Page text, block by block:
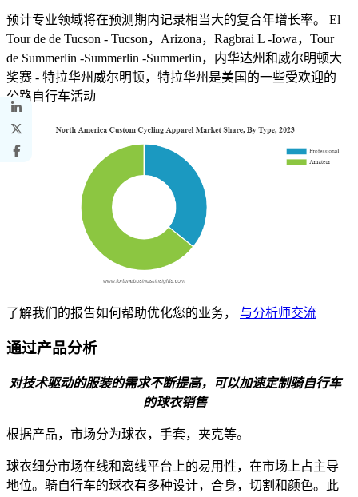
预计专业领域将在预测期内记录相当大的复合年增长率。 El
Tour de de Tucson - Tucson，Arizona，Ragbrai L -Iowa，Tour
de Summerlin -Summerlin -Summerlin，内华达州和威尔明顿大
奖赛 - 特拉华州威尔明顿，特拉华州是美国的一些受欢迎的
公路自行车活动
了解我们的报告如何帮助优化您的业务， 与分析师交流
通过产品分析
对技术驱动的服装的需求不断提高，可以加速定制骑自行车
的球衣销售
根据产品，市场分为球衣，手套，夹克等。
球衣细分市场在线和离线平台上的易用性，在市场上占主导
地位。骑自行车的球衣有多种设计，合身，切割和颜色。此